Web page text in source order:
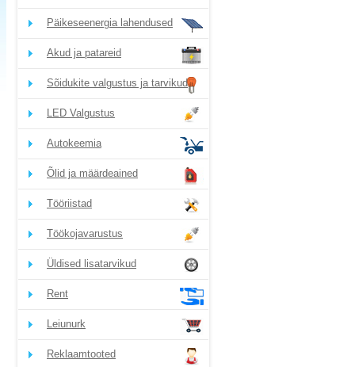
Päikeseenergia lahendused
Akud ja patareid
Sõidukite valgustus ja tarvikud
LED Valgustus
Autokeemia
Õlid ja määrdeained
Tööriistad
Töökojavarustus
Üldised lisatarvikud
Rent
Leiunurk
Reklaamtooted